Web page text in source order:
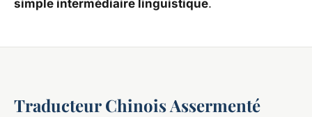
simple intermédiaire linguistique.
Traducteur Chinois Assermenté